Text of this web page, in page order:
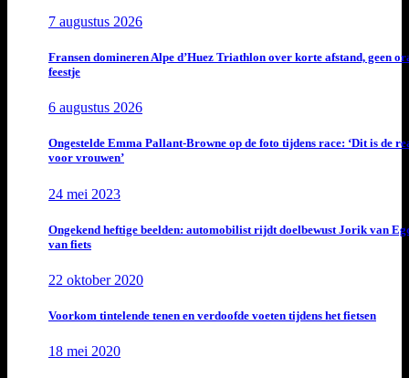
7 augustus 2026
Fransen domineren Alpe d’Huez Triathlon over korte afstand, geen
feestje
6 augustus 2026
Ongestelde Emma Pallant-Browne op de foto tijdens race: ‘Dit is de
voor vrouwen’
24 mei 2023
Ongekend heftige beelden: automobilist rijdt doelbewust Jorik van
van fiets
22 oktober 2020
Voorkom tintelende tenen en verdoofde voeten tijdens het fietsen
18 mei 2020